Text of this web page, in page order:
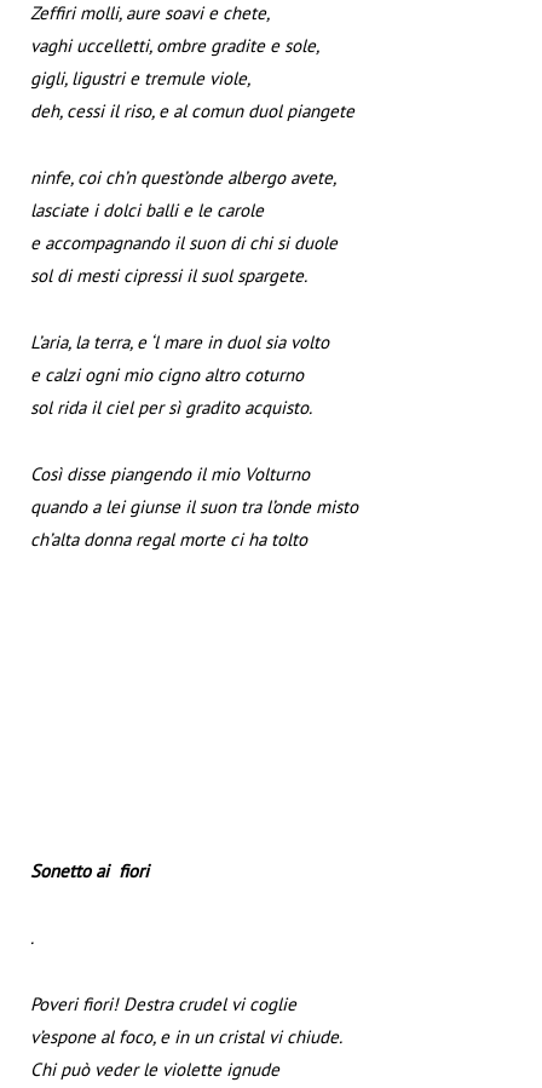
Zeffiri molli, aure soavi e chete,
vaghi uccelletti, ombre gradite e sole,
gigli, ligustri e tremule viole,
deh, cessi il riso, e al comun duol piangete
ninfe, coi ch’n quest’onde albergo avete,
lasciate i dolci balli e le carole
e accompagnando il suon di chi si duole
sol di mesti cipressi il suol spargete.
L’aria, la terra, e ‘l mare in duol sia volto
e calzi ogni mio cigno altro coturno
sol rida il ciel per sì gradito acquisto.
Così disse piangendo il mio Volturno
quando a lei giunse il suon tra l’onde misto
ch’alta donna regal morte ci ha tolto
Sonetto ai fiori
.
Poveri fiori! Destra crudel vi coglie
v’espone al foco, e in un cristal vi chiude.
Chi può veder le violette ignude